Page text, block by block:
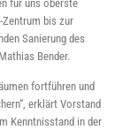
für uns oberste
Zentrum bis zur
Sanierung des
Bender.
fortführen und
erklärt Vorstand
Kenntnisstand in der